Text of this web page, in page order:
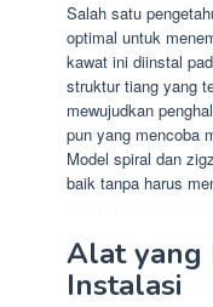
Salah satu
optimal untuk
kawat ini diinstal
struktur tiang yang
mewujudkan
pun yang mencoba
Model spiral dan
baik tanpa harus
Alat yang
Instalasi